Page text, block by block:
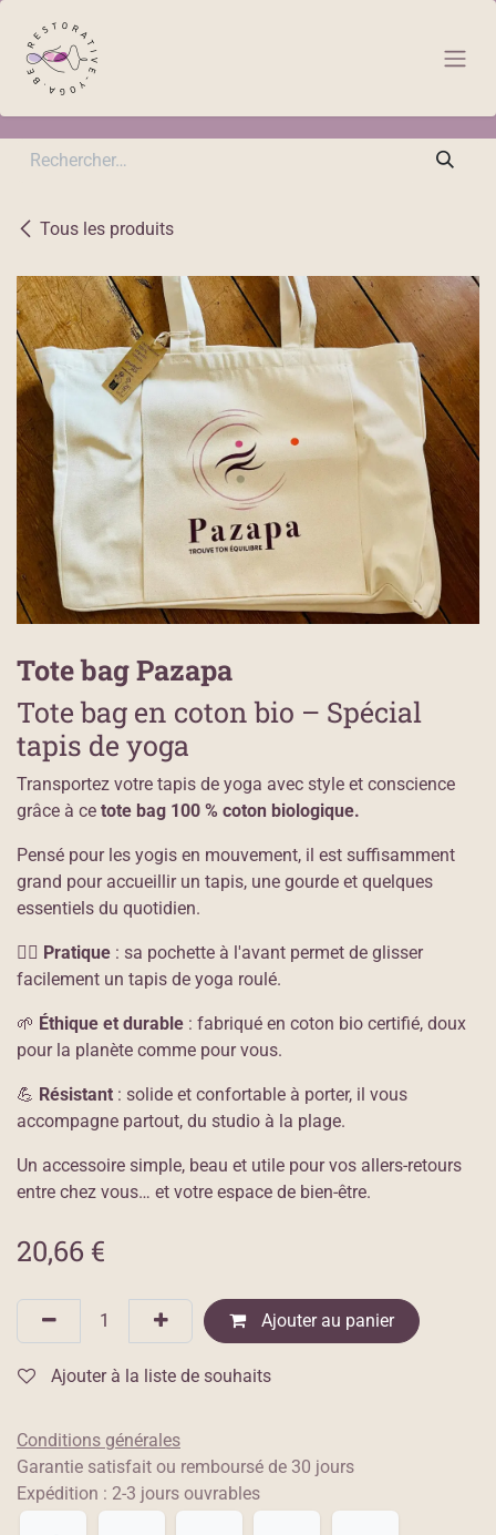
Tous les produits
Tote bag Pazapa
Tote bag en coton bio – Spécial
tapis de yoga
Transportez votre tapis de yoga avec style et conscience
grâce à ce tote bag 100 % coton biologique.
Pensé pour les yogis en mouvement, il est suffisamment
grand pour accueillir un tapis, une gourde et quelques
essentiels du quotidien.
🧘‍♀️ Pratique : sa pochette à l'avant permet de glisser
facilement un tapis de yoga roulé.
🌱 Éthique et durable : fabriqué en coton bio certifié, doux
pour la planète comme pour vous.
💪 Résistant : solide et confortable à porter, il vous
accompagne partout, du studio à la plage.
Un accessoire simple, beau et utile pour vos allers-retours
entre chez vous… et votre espace de bien-être.
20,66 €
Ajouter au panier
Ajouter à la liste de souhaits
Conditions générales
Garantie satisfait ou remboursé de 30 jours
Expédition : 2-3 jours ouvrables